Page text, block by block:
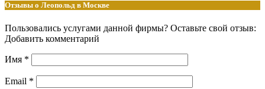
Отзывы о Леопольд в Москве
Пользовались услугами данной фирмы? Оставьте свой отзыв:
Добавить комментарий
Имя *
Email *